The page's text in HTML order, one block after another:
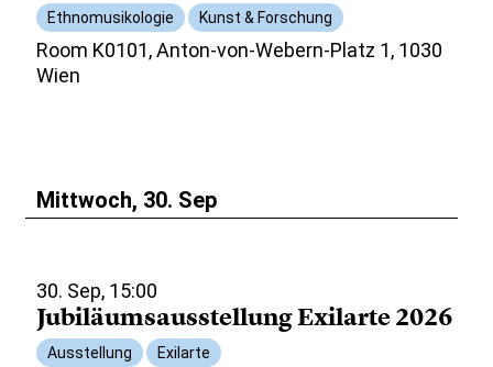
Ethnomusikologie Kunst & Forschung
Room K0101, Anton-von-Webern-Platz 1, 1030
Wien
Mittwoch, 30. Sep
30. Sep, 15:00
Jubiläumsausstellung Exilarte 2026
Ausstellung Exilarte